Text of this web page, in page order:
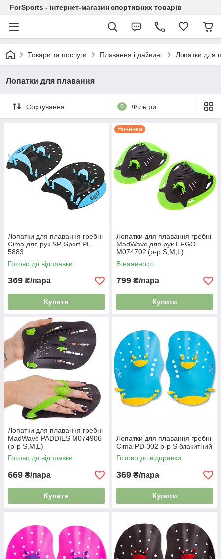
ForSports - інтернет-магазин спортивних товарів
Товари та послуги Плавання і дайвинг Лопатки для
Лопатки для плавання
Сортування 0 Фільтри
Лопатки для плавання гребні
Cima для рук SP-Sport PL-
5883
Готово до відправки
369 ₴/пара
Купити
Новинка
Лопатки для плавання гребні
MadWave для рук ERGO
M074702 (р-р S,M,L)
В наявності
799 ₴/пара
Купити
Лопатки для плавання гребні
MadWave PADDIES M074906
(р-р S,M,L)
Готово до відправки
669 ₴/пара
Купити
Лопатки для плавання гребні
Cima PD-002 р-р S блакитний
Готово до відправки
369 ₴/пара
Купити